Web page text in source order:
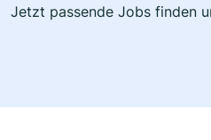
Jetzt passende Jobs finden